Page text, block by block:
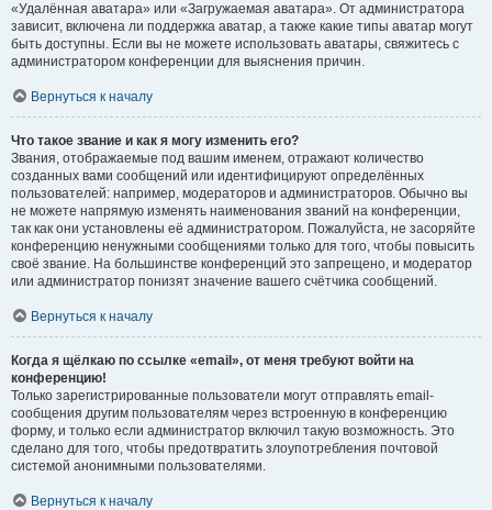
«Удалённая аватара» или «Загружаемая аватара». От администратора
зависит, включена ли поддержка аватар, а также какие типы аватар могут
быть доступны. Если вы не можете использовать аватары, свяжитесь с
администратором конференции для выяснения причин.
Вернуться к началу
Что такое звание и как я могу изменить его?
Звания, отображаемые под вашим именем, отражают количество
созданных вами сообщений или идентифицируют определённых
пользователей: например, модераторов и администраторов. Обычно вы
не можете напрямую изменять наименования званий на конференции,
так как они установлены её администратором. Пожалуйста, не засоряйте
конференцию ненужными сообщениями только для того, чтобы повысить
своё звание. На большинстве конференций это запрещено, и модератор
или администратор понизят значение вашего счётчика сообщений.
Вернуться к началу
Когда я щёлкаю по ссылке «email», от меня требуют войти на
конференцию!
Только зарегистрированные пользователи могут отправлять email-
сообщения другим пользователям через встроенную в конференцию
форму, и только если администратор включил такую возможность. Это
сделано для того, чтобы предотвратить злоупотребления почтовой
системой анонимными пользователями.
Вернуться к началу